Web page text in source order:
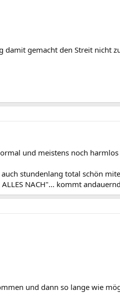
damit gemacht den Streit nicht
und meistens noch
stundenlang total schön
NACH"... kommt
und dann so lange wie